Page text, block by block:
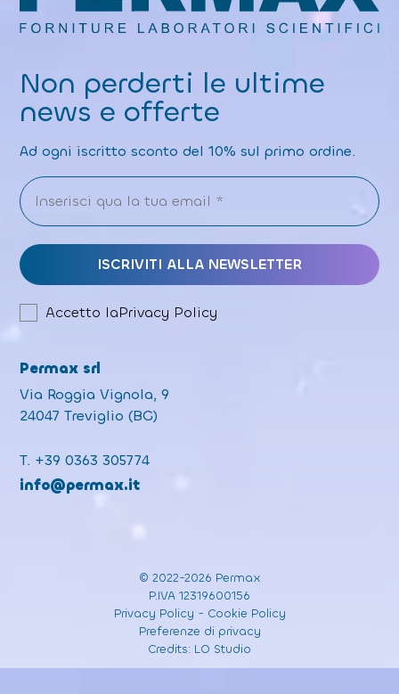
Non perderti le ultime
news e offerte
Ad ogni iscritto sconto del 10% sul primo ordine.
Accetto laPrivacy Policy
Permax srl
Via Roggia Vignola, 9
24047 Treviglio (BG)
T. +39 0363 305774
info@permax.it
© 2022-2026 Permax
P.IVA 12319600156
Privacy Policy - Cookie Policy
Preferenze di privacy
Credits: LO Studio